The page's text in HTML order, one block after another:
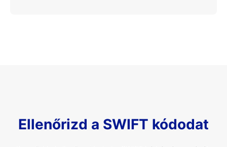
Ellenőrizd a SWIFT kódodat